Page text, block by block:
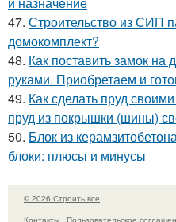
47. Строительство из СИП
домокомплект?
48. Как поставить замок на
руками. Приобретаем и
49. Как сделать пруд
пруд из покрышки (шины)
50. Блок из
блоки: плюсы и минусы
© 2026 Строить все
Контакты
Пользовательское